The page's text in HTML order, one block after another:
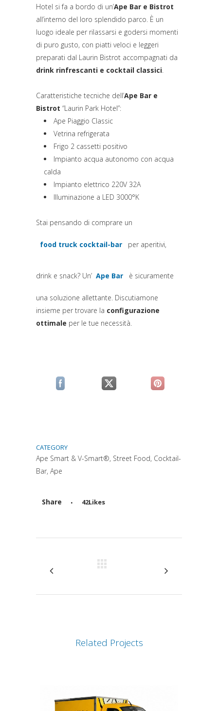
Hotel si fa a bordo di un’Ape Bar e Bistrot
all’interno del loro splendido parco. È un
luogo ideale per rilassarsi e godersi momenti
di puro gusto, con piatti veloci e leggeri
preparati dal Laurin Bistrot accompagnati da
drink rinfrescanti e cocktail classici.
Caratteristiche tecniche dell’Ape Bar e
Bistrot “Laurin Park Hotel”:
Ape Piaggio Classic
Vetrina refrigerata
Frigo 2 cassetti positivo
Impianto acqua autonomo con acqua
calda
Impianto elettrico 220V 32A
Illuminazione a LED 3000°K
Stai pensando di comprare un
food truck cocktail-bar
(si apre in una nuova scheda)
per aperitivi,
drink e snack? Un’ Ape Bar
(si apre in una nuova scheda)
è sicuramente
una soluzione allettante. Discutiamone
insieme per trovare la configurazione
ottimale per le tue necessità.
(si apre in una nuova scheda)
(si apre in una nuova scheda)
(si apre in una
CATEGORY
Ape Smart & V-Smart®, Street Food, Cocktail-
Bar, Ape
Share
Attiva comando
42Likes
Related Projects